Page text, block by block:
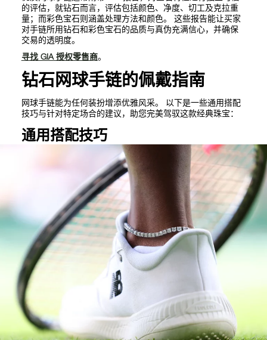
的评估，就钻石而言，评估包括颜色、净度、切工及克拉重
量；而彩色宝石则涵盖处理方法和颜色。 这些报告能让买家
对手链所用钻石和彩色宝石的品质与真伪充满信心，并确保
交易的透明度。
寻找 GIA 授权零售商。
钻石网球手链的佩戴指南
网球手链能为任何装扮增添优雅风采。 以下是一些通用搭配
技巧与针对特定场合的建议，助您完美驾驭这款经典珠宝：
通用搭配技巧